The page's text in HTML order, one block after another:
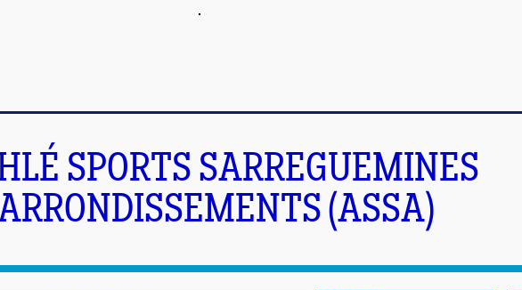
SPORTS SARREGUEMINES
(ASSA)